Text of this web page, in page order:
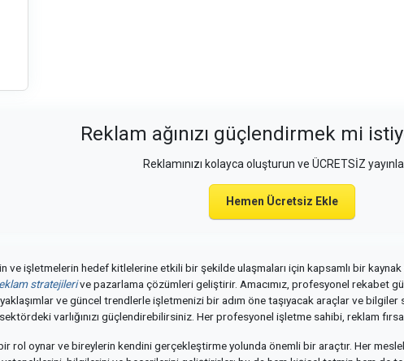
Reklam ağınızı güçlendirmek mi
Reklamınızı kolayca oluşturun ve ÜCRETSİZ
Hemen Ücretsiz Ekle
ve işletmelerin hedef kitlelerine etkili bir şekilde ulaşmaları için kapsamlı bir
stratejilerive pazarlama çözümleri geliştirir. Amacımız, profesyonel rekabet
ve güncel trendlerle işletmenizi bir adım öne taşıyacak araçlar ve bilgiler
varlığınızı güçlendirebilirsiniz. Her profesyonel işletme sahibi, reklam
rol oynar ve bireylerin kendini gerçekleştirme yolunda önemli bir araçtır. Her